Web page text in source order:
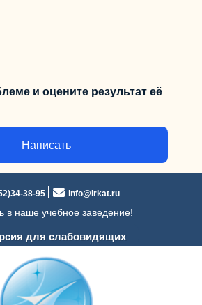
и оцените результат её
Написать
38-95 info@irkat.ru
в наше учебное заведение!
для слабовидящих